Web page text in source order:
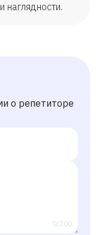
наглядности.
о репетиторе
0/200